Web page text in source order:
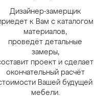
Дизайнер-замерщик
к Вам с каталогом
материалов,
проведёт детальные
замеры,
проект и сделает
окончательный расчёт
Вашей будущей
мебели.